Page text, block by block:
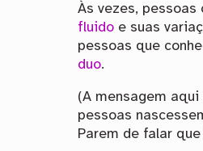
Às vezes,
fluido e suas
pessoas que
duo.
(A mensagem
pessoas
Parem de falar